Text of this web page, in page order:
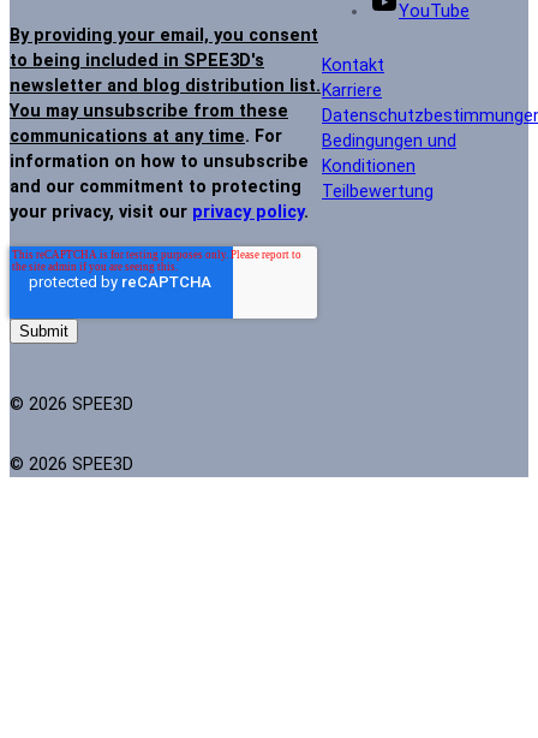
By providing your email, you consent
to being included in SPEE3D's
newsletter and blog distribution list.
You may unsubscribe from these
communications at any time. For
information on how to unsubscribe
and our commitment to protecting
your privacy, visit our privacy policy.
© 2026 SPEE3D
YouTube
Kontakt
Karriere
Bedingungen und
Konditionen
Teilbewertung
© 2026 SPEE3D